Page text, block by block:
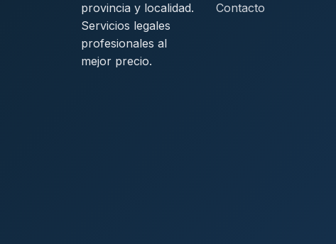
provincia y localidad.
Servicios legales
profesionales al
mejor precio.
Contacto